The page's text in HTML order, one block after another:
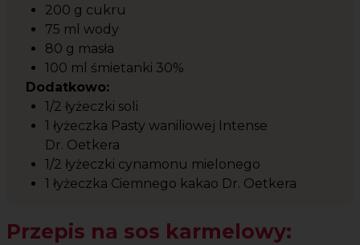
200 g cukru
75 ml wody
80 g masła
100 ml śmietanki 30%
Dodatkowo:
1/2 łyżeczki soli
1 łyżeczka Pasty waniliowej Intense
Dr. Oetkera
1/2 łyżeczki cynamonu mielonego
1 łyżeczka Ciemnego kakao Dr. Oetkera
Przepis na sos karmelowy: